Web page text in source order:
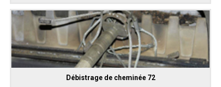
Débistrage de cheminée 72